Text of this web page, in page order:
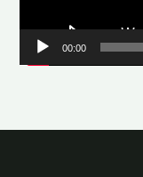
l
r
00:00